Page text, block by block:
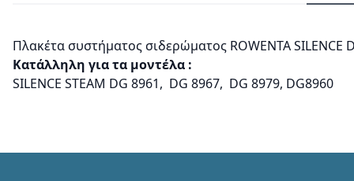
Πλακέτα συστήματος σιδερώματος RΟWENTA SILENCE
Κατάλληλη για τα μοντέλα :
SILENCE STEAM DG 8961, DG 8967, DG 8979, DG8960